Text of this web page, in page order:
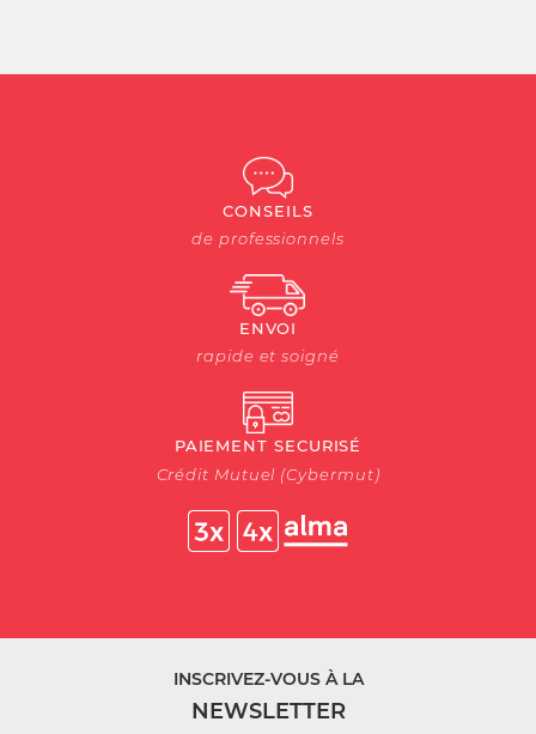
CONSEILS
de professionnels
ENVOI
rapide et soigné
PAIEMENT SECURISÉ
Crédit Mutuel (Cybermut)
INSCRIVEZ-VOUS À LA
NEWSLETTER